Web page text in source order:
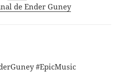
de Ender Guney
#EpicMusic